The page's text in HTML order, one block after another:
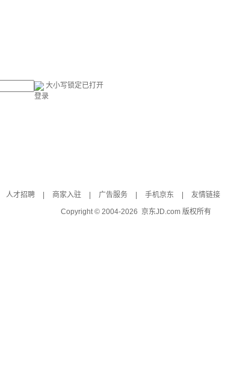
大小写锁定已打开
登录
人才招聘 商家入驻 广告服务 手机京东 友情链接
Copyright © 2004-2026 京东JD.com 版权所有